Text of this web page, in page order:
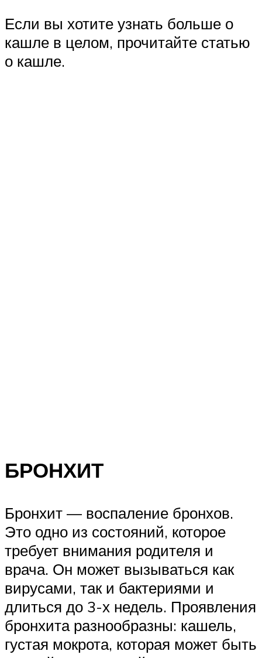
Если вы хотите узнать больше о
кашле в целом, прочитайте статью
о кашле.
БРОНХИТ
Бронхит — воспаление бронхов.
Это одно из состояний, которое
требует внимания родителя и
врача. Он может вызываться как
вирусами, так и бактериями и
длиться до 3-х недель. Проявления
бронхита разнообразны: кашель,
густая мокрота, которая может быть